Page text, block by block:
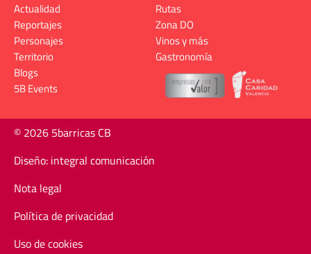
Actualidad
Reportajes
Personajes
Territorio
Rutas
Zona DO
Vinos y más
Gastronomía
Blogs
5B Events
© 2026 5barricas CB
Diseño: integral comunicación
Nota legal
Política de privacidad
Uso de cookies